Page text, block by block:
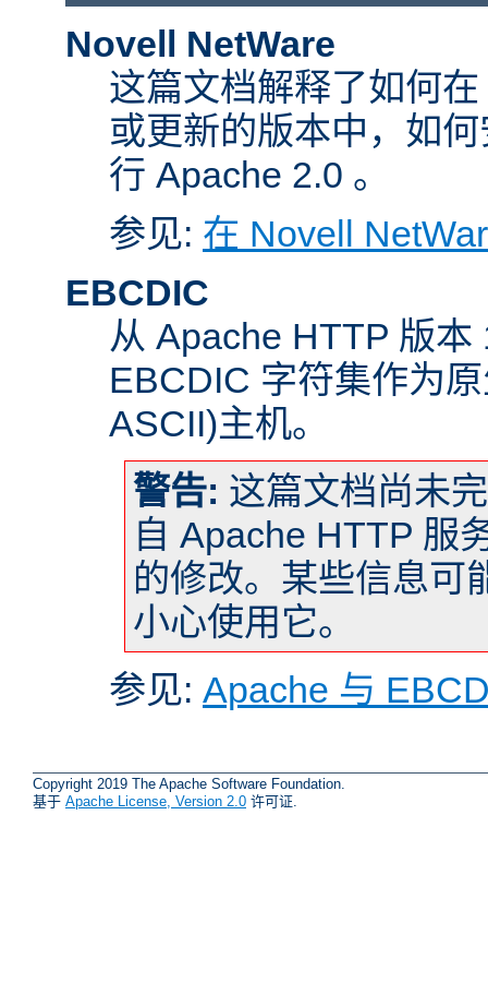
Novell NetWare
这篇文档解释了如何
或更新的版本中，如
行 Apache 2.0 。
参见: 在 Novell
EBCDIC
从 Apache HTTP 版
EBCDIC 字符集作为
ASCII)主机。
警告: 这篇文档尚未
自 Apache HTTP 服
的修改。某些信息可
小心使用它。
参见: Apache 与
Copyright 2019 The Apache Software Foundation.
基于 Apache License, Version 2.0 许可证.